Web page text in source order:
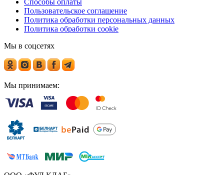
Пользовательское соглашение
Политика обработки персональных данных
Политика обработки cookie
Мы в соцсетях
Мы принимаем: